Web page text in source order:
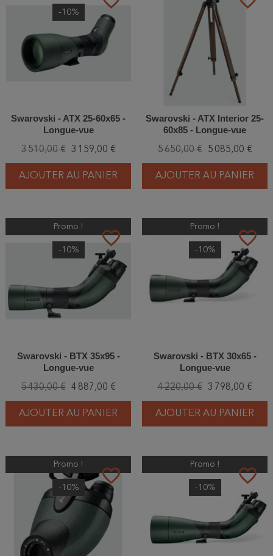
-10%
Swarovski - ATX 25-60x65 -
Longue-vue
3 510,00 € 3 159,00 €
AJOUTER AU PANIER
Swarovski - ATX Interior 25-
60x85 - Longue-vue
5 650,00 € 5 085,00 €
AJOUTER AU PANIER
favorite_border
Promo !
-10%
Swarovski - BTX 35x95 -
Longue-vue
5 430,00 € 4 887,00 €
AJOUTER AU PANIER
favorite_border
Promo !
-10%
Swarovski - BTX 30x65 -
Longue-vue
4 220,00 € 3 798,00 €
AJOUTER AU PANIER
favorite_border
Promo !
-10%
favorite_border
Promo !
-10%